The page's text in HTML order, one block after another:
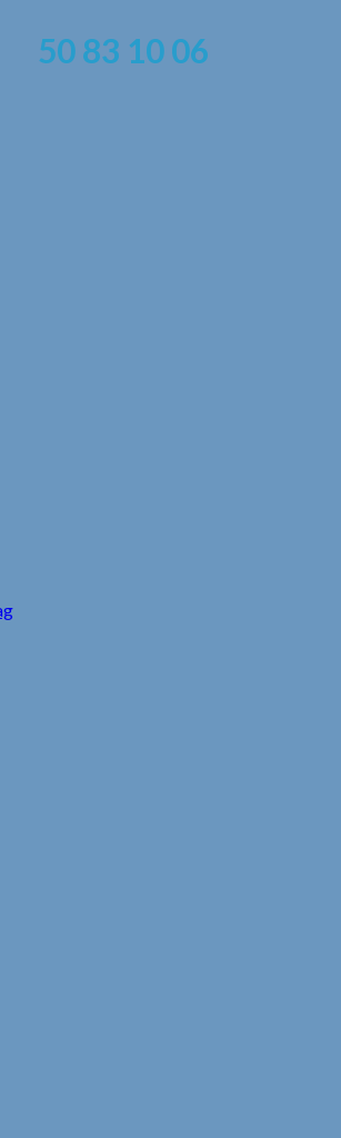
50 83 10 06